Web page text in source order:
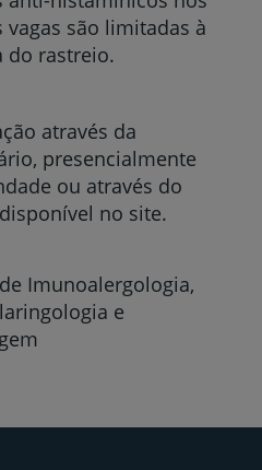
vagas são limitadas à
do rastreio.
através da
presencialmente
ou através do
no site.
Imunoalergologia,
e